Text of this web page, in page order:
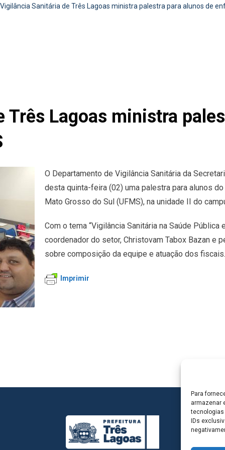
Para
armazenar
tecnologias
IDs
Vigilância Sanitária de Três Lagoas ministra palestra para alunos de
Lagoas ministra
O Departamento de Vigilância Sanitária da
desta quinta-feira (02) uma palestra para alunos
Mato Grosso do Sul (UFMS), na unidade II do
Com o tema “Vigilância Sanitária na Saúde
coordenador do setor, Christovam Tabox Bazan e
sobre composição da equipe e atuação dos
Imprimir